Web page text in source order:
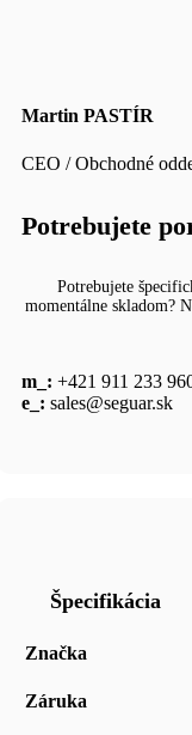
Martin PASTÍR
CEO / Obchodné
Potrebujete
Potrebujete
momentálne skladom?
m_: +421 911 233
e_: sales@seguar.sk
Špecifikácia
Značka
Záruka